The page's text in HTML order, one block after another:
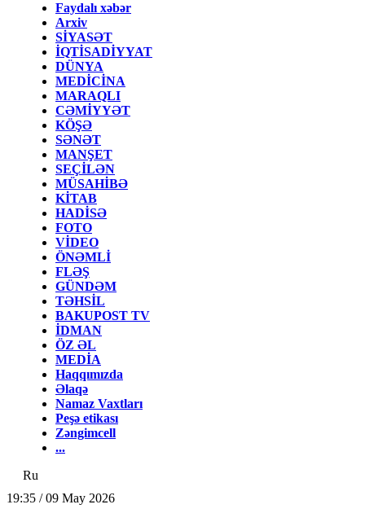
Faydalı xəbər
Arxiv
SİYASƏT
İQTİSADİYYAT
DÜNYA
MEDİCİNA
MARAQLI
CƏMİYYƏT
KÖŞƏ
SƏNƏT
MANŞET
SEÇİLƏN
MÜSAHİBƏ
KİTAB
HADİSƏ
FOTO
VİDEO
ÖNƏMLİ
FLƏŞ
GÜNDƏM
TƏHSİL
BAKUPOST TV
İDMAN
ÖZ ƏL
MEDİA
Haqqımızda
Əlaqə
Namaz Vaxtları
Peşə etikası
Zəngimcell
...
Ru
19:35 / 09 May 2026